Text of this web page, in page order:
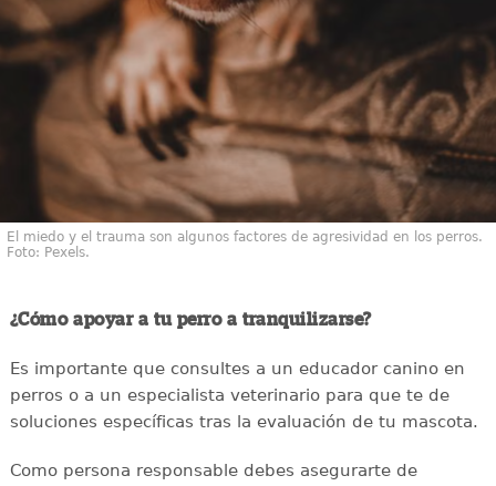
El miedo y el trauma son algunos factores de agresividad en los perros.
Foto: Pexels.
¿Cómo apoyar a tu perro a tranquilizarse?
Es importante que consultes a un educador canino en
perros o a un especialista veterinario para que te de
soluciones específicas tras la evaluación de tu mascota.
Como persona responsable debes asegurarte de